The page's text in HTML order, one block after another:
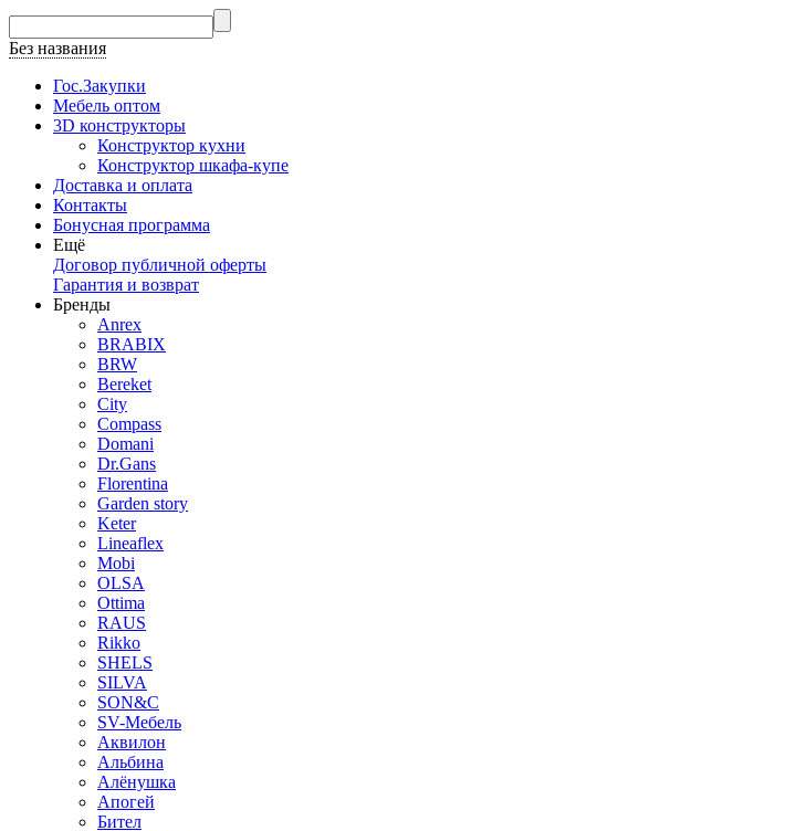
Без названия
Гос.Закупки
Мебель оптом
3D конструкторы
Конструктор кухни
Конструктор шкафа-купе
Доставка и оплата
Контакты
Бонусная программа
Ещё
Договор публичной оферты
Гарантия и возврат
Бренды
Anrex
BRABIX
BRW
Bereket
City
Compass
Domani
Dr.Gans
Florentina
Garden story
Keter
Lineaflex
Mobi
OLSA
Ottima
RAUS
Rikko
SHELS
SILVA
SON&C
SV-Мебель
Аквилон
Альбина
Алёнушка
Апогей
Бител